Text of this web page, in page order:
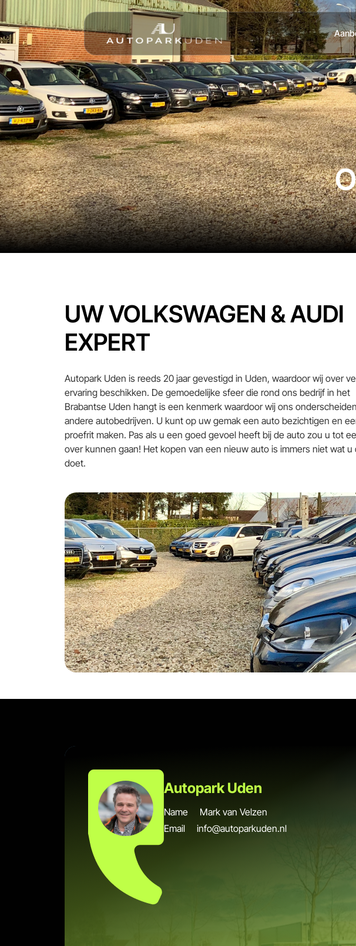
Home
Aanbod
Diensten
Over ons
Verkocht
info@autoparkuden.nl
&+31413 33 24 24
Weverstraat 2
5405 BN Uden
Openingstijden verkoop
Gesloten
Openingstijden werkplaats
08.00 - 17.00
Gesloten
Gesloten
UW VOLKSWAGEN & AUDI
EXPERT
Autopark Uden is reeds 20 jaar gevestigd in Uden, waardoor wij over
ervaring beschikken. De gemoedelijke sfeer die rond ons bedrijf in het
Brabantse Uden hangt is een kenmerk waardoor wij ons
andere autobedrijven. U kunt op uw gemak een auto bezichtigen en
proefrit maken. Pas als u een goed gevoel heeft bij de auto zou u tot
over kunnen gaan! Het kopen van een nieuw auto is immers niet wat u
doet.
Autopark Uden
Name
Mark van Velzen
Email
info@autoparkuden.nl